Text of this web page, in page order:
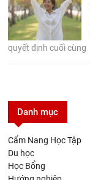
quyết định cuối cùng
Danh mục
Cẩm Nang Học Tập
Du học
Học Bổng